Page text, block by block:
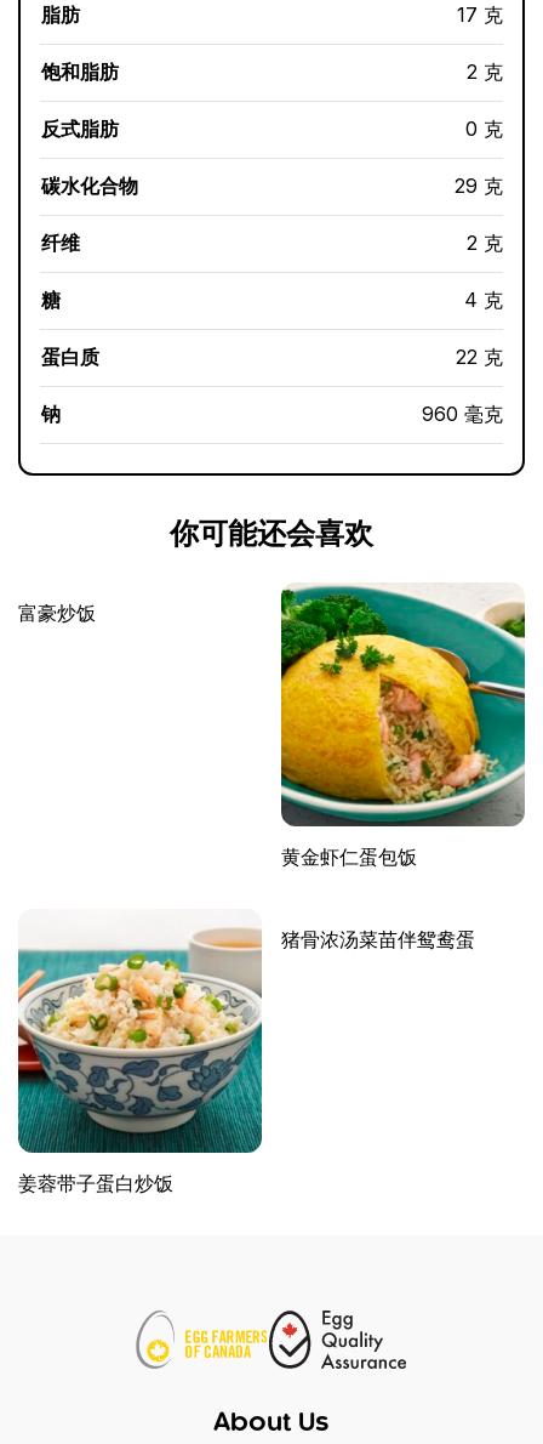
脂肪 17 克
饱和脂肪 2 克
反式脂肪 0 克
碳水化合物 29 克
纤维 2 克
糖 4 克
蛋白质 22 克
钠 960 毫克
你可能还会喜欢
富豪炒饭
黄金虾仁蛋包饭
姜蓉带子蛋白炒饭
猪骨浓汤菜苗伴鸳鸯蛋
About Us